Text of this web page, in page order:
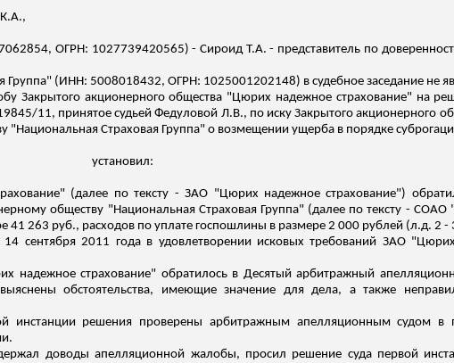
ОГРН: 1027739420565) - СироидТ.А. - представитель по
Группа" (ИНН: 5008018432, ОГРН: 1025001202148) в судебное заседание не
Закрытого акционерного общества "Цюрих надежное страхование" на
11, принятое судьей Федуловой Л.В., по иску Закрытого акционерного
Страховая Группа" о возмещении ущерба в порядке
установил:
(далее по тексту - ЗАО "Цюрих надежное страхование")
обществу "Национальная Страховая Группа" (далее по тексту - СОАО
41 263 руб., расходов по уплате госпошлины в размере 2 000 рублей (л.д. 2 -
сентября 2011 года в удовлетворении исковых требований ЗАО
надежное страхование" обратилось в Десятый арбитражный
обстоятельства, имеющие значение для дела, а также
инстанции решения проверены арбитражным апелляционным судом в
доводы апелляционной жалобы, просил решение суда первой